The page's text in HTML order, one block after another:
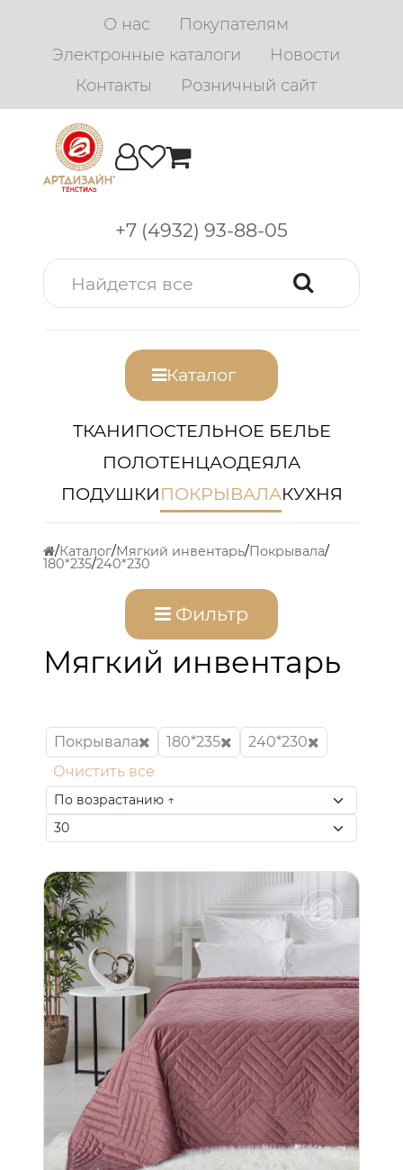
О нас
Покупателям
Электронные каталоги
Новости
Контакты
Розничный сайт
+7 (4932) 93-88-05
Каталог
ТКАНИПОСТЕЛЬНОЕ БЕЛЬЕ
ПОЛОТЕНЦАОДЕЯЛА
ПОДУШКИПОКРЫВАЛАКУХНЯ
Каталог Мягкий инвентарь Покрывала
180*235 240*230
Фильтр
Мягкий инвентарь
Покрывала 180*235
240*230
Очистить все